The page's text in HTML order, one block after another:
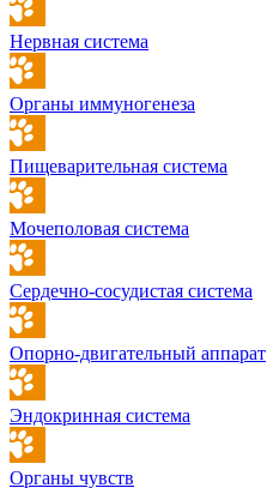
Нервная система
Органы иммуногенеза
Пищеварительная система
Мочеполовая система
Сердечно-сосудистая система
Опорно-двигательный аппарат
Эндокринная система
Органы чувств